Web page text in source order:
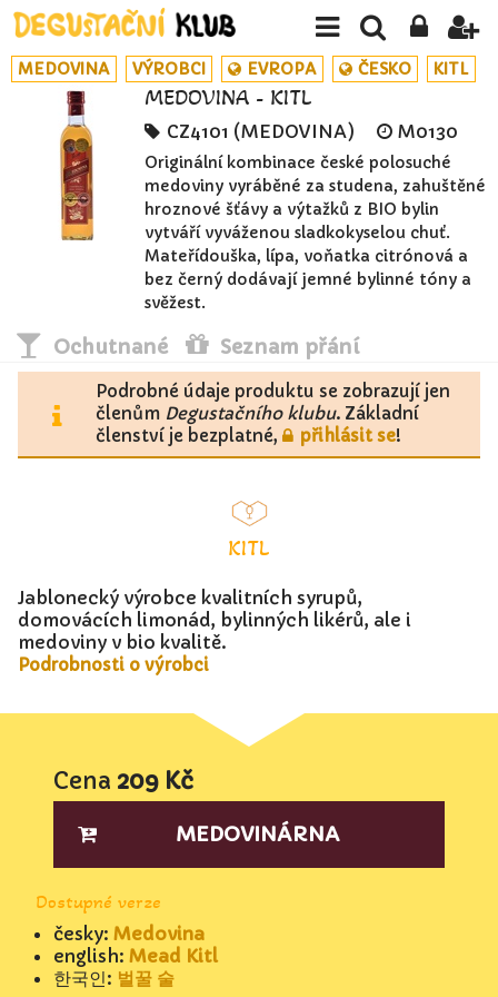
MEDOVINA VÝROBCI EVROPA ČESKO KITL
MEDOVINA - KITL
CZ4101 (MEDOVINA) M0130
Originální kombinace české polosuché
medoviny vyráběné za studena, zahuštěné
hroznové šťávy a výtažků z BIO bylin
vytváří vyváženou sladkokyselou chuť.
Mateřídouška, lípa, voňatka citrónová a
bez černý dodávají jemné bylinné tóny a
svěžest.
Ochutnané Seznam přání
Podrobné údaje produktu se zobrazují jen
členům Degustačního klubu. Základní
členství je bezplatné,
přihlásit se!
KITL
Jablonecký výrobce kvalitních syrupů,
domovácích limonád, bylinných likérů, ale i
medoviny v bio kvalitě.
Podrobnosti o výrobci
Cena 209 Kč
MEDOVINÁRNA
Dostupné verze
česky: Medovina
english: Mead Kitl
한국인: 벌꿀 술